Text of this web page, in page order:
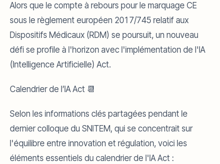
Alors que le compte à rebours pour le marquage CE
sous le règlement européen 2017/745 relatif aux
Dispositifs Médicaux (RDM) se poursuit, un nouveau
défi se profile à l'horizon avec l'implémentation de l'IA
(Intelligence Artificielle) Act.
Calendrier de l’IA Act 📆
Selon les informations clés partagées pendant le
dernier colloque du SNITEM, qui se concentrait sur
l'équilibre entre innovation et régulation, voici les
éléments essentiels du calendrier de l'IA Act :